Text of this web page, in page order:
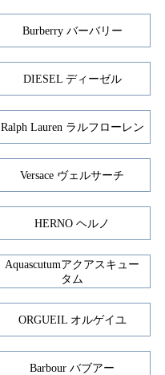
Burberry バーバリー
DIESEL ディーゼル
Ralph Lauren ラルフローレン
Versace ヴェルサーチ
HERNO ヘルノ
Aquascutumアクアスキュー
タム
ORGUEIL オルゲイユ
Barbour バブアー